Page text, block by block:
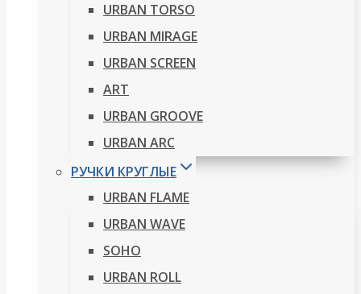
URBAN TORSO
URBAN MIRAGE
URBAN SCREEN
ART
URBAN GROOVE
URBAN ARC
РУЧКИ КРУГЛЫЕ
URBAN FLAME
URBAN WAVE
SOHO
URBAN ROLL